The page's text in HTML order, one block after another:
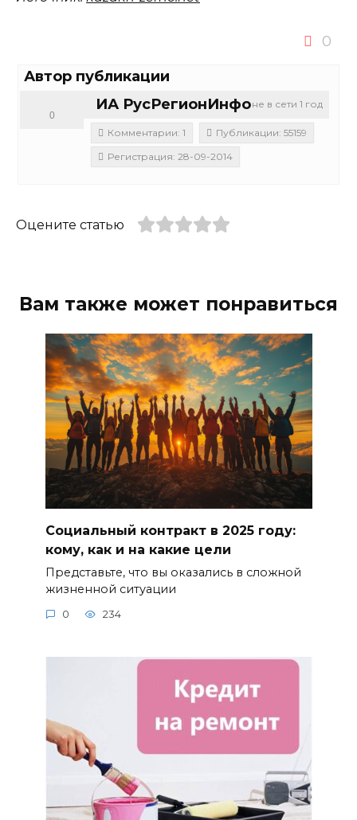
0
Автор публикации
не в сети 1 год
ИА РусРегионИнфо
0
Комментарии: 1
Публикации: 55159
Регистрация: 28-09-2014
Оцените статью
Вам также может понравиться
Социальный контракт в 2025 году:
кому, как и на какие цели
Представьте, что вы оказались в сложной
жизненной ситуации
0 234